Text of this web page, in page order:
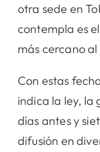
otra sede en
contempla es
más cercano
Con estas
indica la ley,
días antes y
difusión en